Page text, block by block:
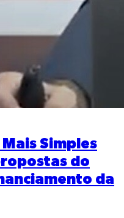
Simples
do
da